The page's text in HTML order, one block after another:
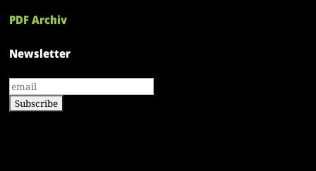
PDF Archiv
Newsletter